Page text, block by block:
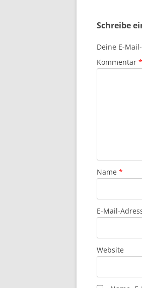
Schreibe
Deine E-
Kommentar *
Name *
E-Mail-
Website